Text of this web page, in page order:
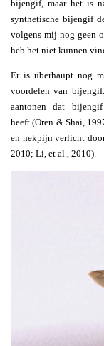
bijengif, maar het is
synthetische bijengif
volgens mij nog geen
heb het niet kunnen
Er is überhaupt nog
voordelen van
aantonen dat
heeft(Oren & Shai,
en nekpijn verlicht
2010; Li, et al., 2010).